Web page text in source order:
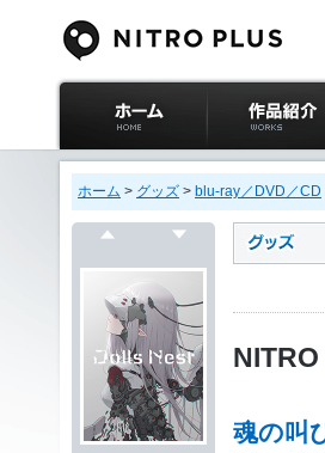
ニトロプラス公式
サイト ホーム
作品紹介
ホーム > グッズ > blu-ray／DVD／CD
魂の叫